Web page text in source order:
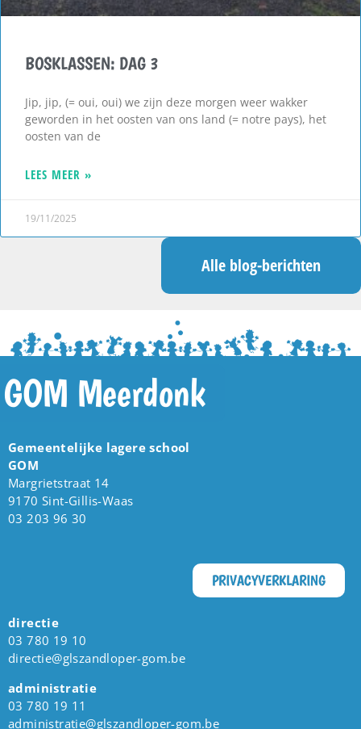
BOSKLASSEN: DAG 3
Jip, jip, (= oui, oui) we zijn deze morgen weer wakker
geworden in het oosten van ons land (= notre pays), het
oosten van de
LEES MEER »
19/11/2025
Alle blog-berichten
GOM Meerdonk
Gemeentelijke lagere school
GOM
Margrietstraat 14
9170 Sint-Gillis-Waas
03 203 96 30
PRIVACYVERKLARING
directie
03 780 19 10
directie@glszandloper-gom.be
administratie
03 780 19 11
administratie@glszandloper-gom.be